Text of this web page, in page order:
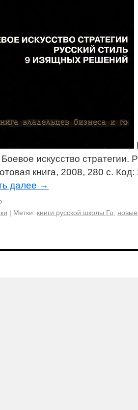
искусство стратегии.
книга, 2008, 280 c.
далее →
| Метки: книги русской школы Го
новые